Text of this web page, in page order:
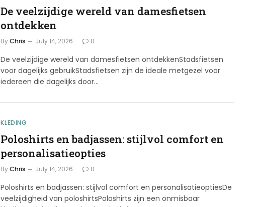
De veelzijdige wereld van damesfietsen
ontdekken
By Chris July 14, 2026 0
De veelzijdige wereld van damesfietsen ontdekkenStadsfietsen
voor dagelijks gebruikStadsfietsen zijn de ideale metgezel voor
iedereen die dagelijks door…
KLEDING
Poloshirts en badjassen: stijlvol comfort en
personalisatieopties
By Chris July 14, 2026 0
Poloshirts en badjassen: stijlvol comfort en personalisatieoptiesDe
veelzijdigheid van poloshirtsPoloshirts zijn een onmisbaar